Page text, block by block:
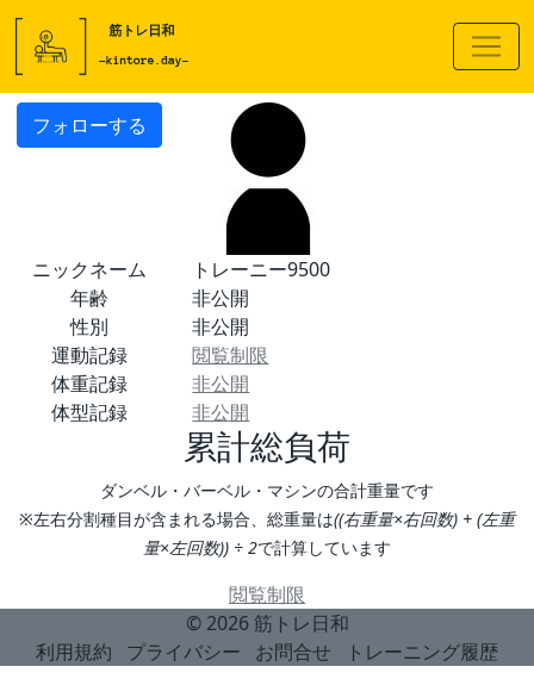
フォローする
ニックネーム
トレーニー9500
年齢
非公開
性別
非公開
運動記録
閲覧制限
体重記録
非公開
体型記録
非公開
累計総負荷
ダンベル・バーベル・マシンの合計重量です
※左右分割種目が含まれる場合、総重量は((右重量×右回数) + (左重
量×左回数)) ÷ 2で計算しています
閲覧制限
© 2026 筋トレ日和
利用規約
プライバシー お問合せ トレーニング履歴